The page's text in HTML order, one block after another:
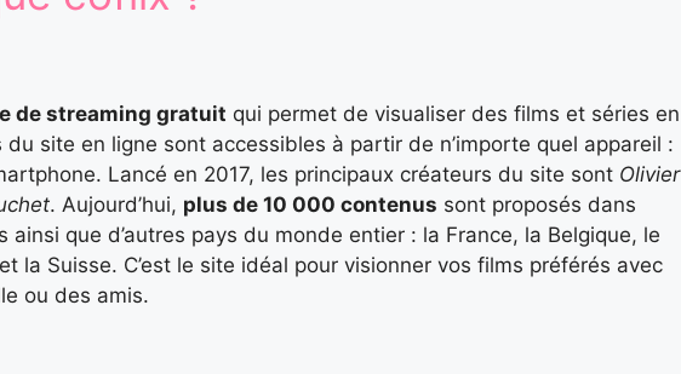
de streaming gratuit qui permet de visualiser des films et séries en
site en ligne sont accessibles à partir de n’importe quel appareil :
Lancé en 2017, les principaux créateurs du site sont Olivier
. Aujourd’hui, plus de 10 000 contenus sont proposés dans
ainsi que d’autres pays du monde entier : la France, la Belgique, le
la Suisse. C’est le site idéal pour visionner vos films préférés avec
ou des amis.